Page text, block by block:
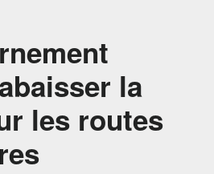
la
les routes